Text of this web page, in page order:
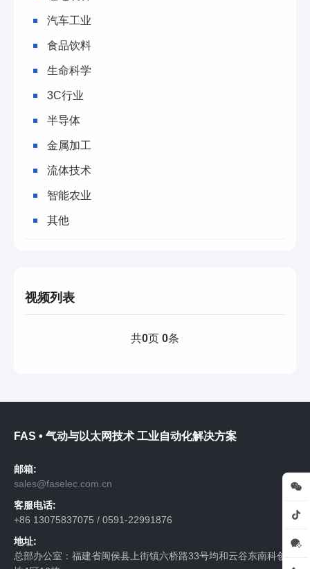
汽车工业
食品饮料
生命科学
3C行业
半导体
金属加工
流体技术
智能农业
其他
视频列表
共0页 0条
FAS • 气动与以太网技术 工业自动化解决方案
邮箱:
sales@faselec.com.cn
客服电话:
+86 13075837075 / 0591-22991876
地址:
总部办公室：福建省闽侯县上街镇六桥路33号均和云谷东南科创基